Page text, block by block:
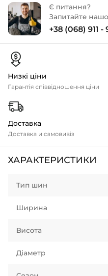
Є питання?
Запитайте
+38 (068) 911 -
Низкі ціни
Гарантія співвідношення ціни
Доставка
Доставка и самовивіз
ХАРАКТЕРИСТИКИ
Тип шин
Ширина
Висота
Діаметр